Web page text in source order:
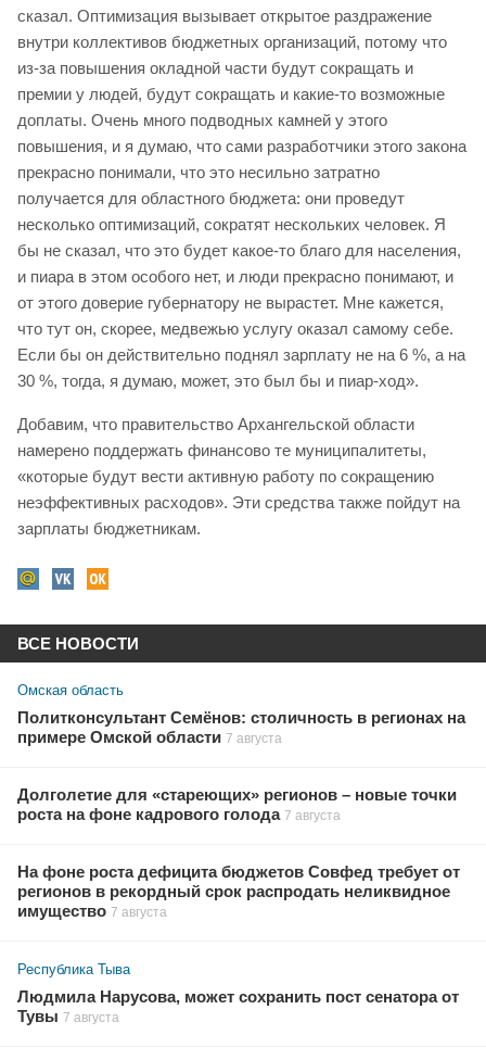
сказал. Оптимизация вызывает открытое раздражение
внутри коллективов бюджетных организаций, потому что
из-за повышения окладной части будут сокращать и
премии у людей, будут сокращать и какие-то возможные
доплаты. Очень много подводных камней у этого
повышения, и я думаю, что сами разработчики этого закона
прекрасно понимали, что это несильно затратно
получается для областного бюджета: они проведут
несколько оптимизаций, сократят нескольких человек. Я
бы не сказал, что это будет какое-то благо для населения,
и пиара в этом особого нет, и люди прекрасно понимают, и
от этого доверие губернатору не вырастет. Мне кажется,
что тут он, скорее, медвежью услугу оказал самому себе.
Если бы он действительно поднял зарплату не на 6 %, а на
30 %, тогда, я думаю, может, это был бы и пиар-ход».
Добавим, что правительство Архангельской области
намерено поддержать финансово те муниципалитеты,
«которые будут вести активную работу по сокращению
неэффективных расходов». Эти средства также пойдут на
зарплаты бюджетникам.
ВСЕ НОВОСТИ
Омская область
Политконсультант Семёнов: столичность в регионах на
примере Омской области 7 августа
Долголетие для «стареющих» регионов – новые точки
роста на фоне кадрового голода 7 августа
На фоне роста дефицита бюджетов Совфед требует от
регионов в рекордный срок распродать неликвидное
имущество 7 августа
Республика Тыва
Людмила Нарусова, может сохранить пост сенатора от
Тувы 7 августа